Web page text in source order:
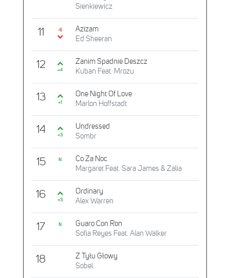
Sienkiewicz
11 -6
Azizam
Ed Sheeran
12 +4
Zanim Spadnie Deszcz
Kuban Feat. Mrozu
13 +1
One Night Of Love
Marlon Hoffstadt
14 +3
Undressed
Sombr
15 N
Co Za Noc
Margaret Feat. Sara James & Zalia
16 +3
Ordinary
Alex Warren
17 N
Guaro Con Ron
Sofia Reyes Feat. Alan Walker
18
Z Tyłu Głowy
Sobel